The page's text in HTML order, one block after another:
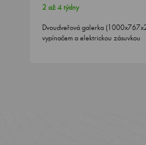
2 až 4 týdny
Dvoudveřová galerka
vypínačem a elektrickou zásuvkou